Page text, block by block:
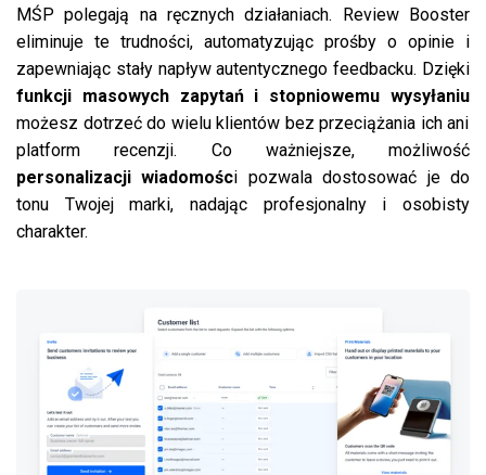
MŚP polegają na ręcznych działaniach. Review Booster
eliminuje te trudności, automatyzując prośby o opinie i
zapewniając stały napływ autentycznego feedbacku. Dzięki
funkcji masowych zapytań i stopniowemu wysyłaniu
możesz dotrzeć do wielu klientów bez przeciążania ich ani
platform recenzji. Co ważniejsze, możliwość
personalizacji wiadomości pozwala dostosować je do
tonu Twojej marki, nadając profesjonalny i osobisty
charakter.